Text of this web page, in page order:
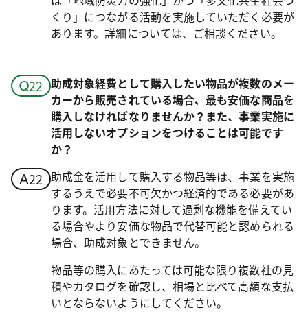
くり」につながる活動を実施していただく必要が
あります。詳細については、ご相談ください。
助成対象経費として購入したい物品が複数のメー
カーから販売されている場合、最も安価な商品を
購入しなければなりませんか？また、事業実施に
活用しないオプションをつけることは可能です
か？
助成金を活用して購入する物品等は、事業を実施
するうえで必要不可欠かつ経済的である必要があ
ります。活用方法に対して過剰な機能を備えてい
る場合やより安価な物品で代替可能と認められる
場合、助成対象とできません。
物品等の購入にあたっては可能な限り複数社の見
積やカタログを確認し、相場と比べて高額な支払
いとならないようにしてください。